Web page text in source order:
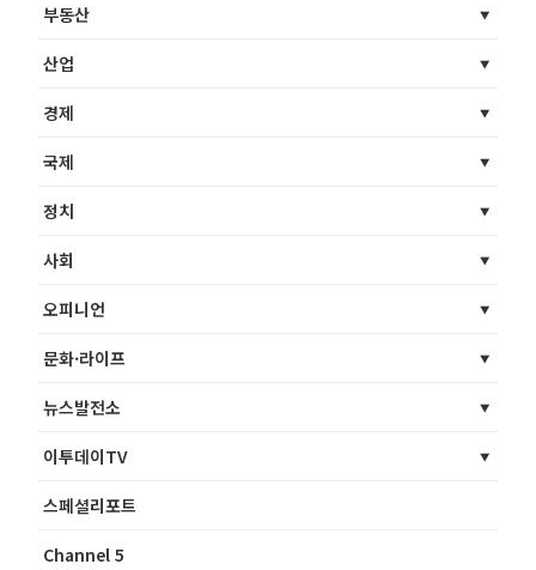
부동산
산업
경제
국제
정치
사회
오피니언
문화·라이프
뉴스발전소
이투데이TV
스페셜리포트
Channel 5